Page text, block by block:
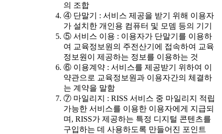
의 조합
④ 단말기 : 서비스 제공을 받기 위해 이용자
가 설치한 개인용 컴퓨터 및 모뎀 등의 기기
⑤ 서비스 이용 : 이용자가 단말기를 이용하
여 교육정보원의 주전산기에 접속하여 교육
정보원이 제공하는 정보를 이용하는 것
⑥ 이용계약 : 서비스를 제공받기 위하여 이
약관으로 교육정보원과 이용자간의 체결하
는 계약을 말함
⑦ 마일리지 : RISS 서비스 중 마일리지 적립
가능한 서비스를 이용한 이용자에게 지급되
며, RISS가 제공하는 특정 디지털 콘텐츠를
구입하는 데 사용하도록 만들어진 포인트